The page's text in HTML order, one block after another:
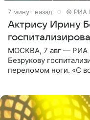
7 минут назад © РИА
Актрису Ирину
МОСКВА, 7 авг — РИА
Безрукову
переломом ноги. «С